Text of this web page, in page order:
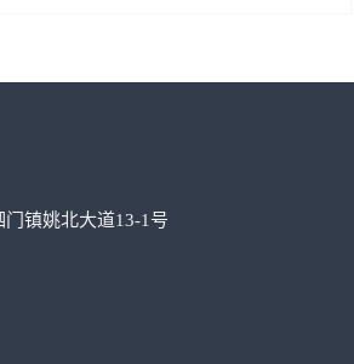
镇姚北大道13-1号